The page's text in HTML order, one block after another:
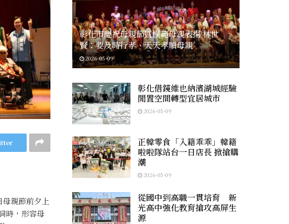
親節前夕上
時，形容母
彰化市慶祝母親節暨模範母親表揚 林世
賢：要及時行孝、天天孝順母親
2026-05-09
彰化借鏡維也納濱湖城經驗
閒置空間轉型宜居城市
2026-05-09
正韓零食「入籍乖乖」韓籍
啦啦隊站台一日店長 掀搶購
潮
2026-05-09
從國中到高職一貫培育 新
光高中強化教育搶攻高屏生
源